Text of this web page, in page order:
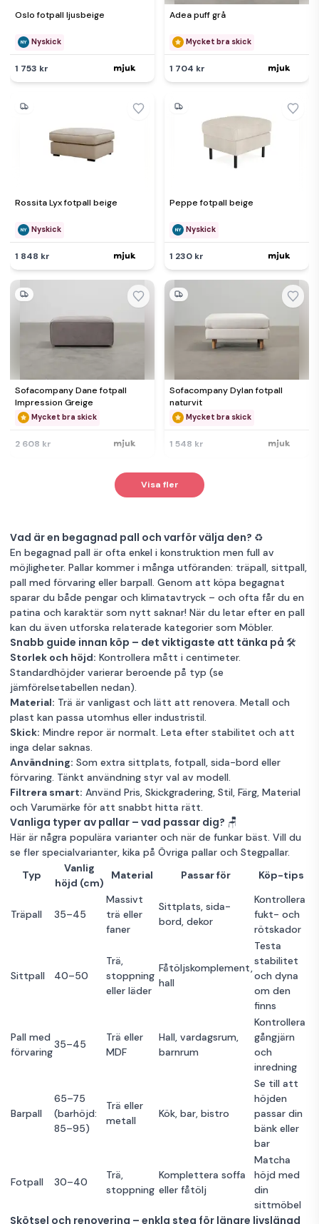
Oslo fotpall ljusbeige
Nyskick
1 753 kr
Adea puff grå
Mycket bra skick
1 704 kr
Rossita Lyx fotpall beige
Nyskick
1 848 kr
Peppe fotpall beige
Nyskick
1 230 kr
Sofacompany Dane fotpall
Impression Greige
Mycket bra skick
2 608 kr
Sofacompany Dylan fotpall
naturvit
Mycket bra skick
1 548 kr
Visa fler
Vad är en begagnad pall och varför välja den? ♻️
En begagnad pall är ofta enkel i konstruktion men full av
möjligheter. Pallar kommer i många utföranden: träpall, sittpall,
pall med förvaring eller barpall. Genom att köpa begagnat
sparar du både pengar och klimatavtryck – och ofta får du en
patina och karaktär som nytt saknar! När du letar efter en pall
kan du även utforska relaterade kategorier som Möbler.
Snabb guide innan köp – det viktigaste att tänka på 🛠️
Storlek och höjd: Kontrollera mått i centimeter.
Standardhöjder varierar beroende på typ (se
jämförelsetabellen nedan).
Material: Trä är vanligast och lätt att renovera. Metall och
plast kan passa utomhus eller industristil.
Skick: Mindre repor är normalt. Leta efter stabilitet och att
inga delar saknas.
Användning: Som extra sittplats, fotpall, sida-bord eller
förvaring. Tänkt användning styr val av modell.
Filtrera smart: Använd Pris, Skickgradering, Stil, Färg, Material
och Varumärke för att snabbt hitta rätt.
Vanliga typer av pallar – vad passar dig? 🪑
Här är några populära varianter och när de funkar bäst. Vill du
se fler specialvarianter, kika på Övriga pallar och Stegpallar.
Typ
Vanlig
höjd (cm)
Material Passar för Köp-tips
Träpall 35–45
Massivt
trä eller
faner
Sittplats, sida-
bord, dekor
Kontrollera
fukt- och
rötskador
Sittpall 40–50
Trä,
stoppning
eller läder
Fåtöljskomplement,
hall
Testa
stabilitet
och dyna
om den
finns
Pall med
förvaring
35–45
Trä eller
MDF
Hall, vardagsrum,
barnrum
Kontrollera
gångjärn
och
inredning
Barpall
65–75
(barhöjd:
85–95)
Trä eller
metall
Kök, bar, bistro
Se till att
höjden
passar din
bänk eller
bar
Fotpall 30–40
Trä,
stoppning
Komplettera soffa
eller fåtölj
Matcha
höjd med
din
sittmöbel
Skötsel och renovering – enkla steg för längre livslängd